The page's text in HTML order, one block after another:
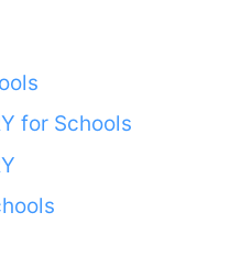
for Schools